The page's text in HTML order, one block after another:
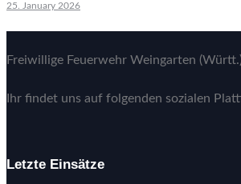
25. January 2026
Freiwillige Feuerwehr Weingarten
Ihr findet uns auf folgenden sozialen
Letzte Einsätze